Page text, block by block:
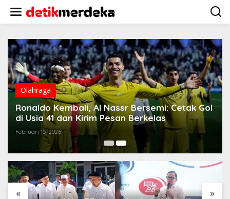
w
Olahraga
Ronaldo Kembali, Al Nassr Bersemi: Cetak Gol
di Usia 41 dan Kirim Pesan Berkelas
Februari 15, 2026
« »